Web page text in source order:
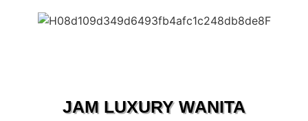
JAM LUXURY WANITA